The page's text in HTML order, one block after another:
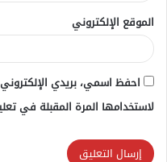
الموقع الإلكتروني
احفظ اسمي، بريدي
لاستخدامها المرة المقبلة في